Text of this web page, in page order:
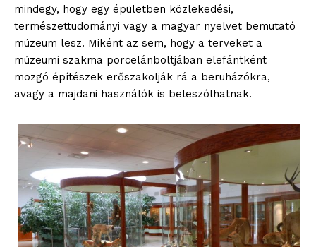
mindegy, hogy egy épületben közlekedési,
természettudományi vagy a magyar nyelvet bemutató
múzeum lesz. Miként az sem, hogy a terveket a
múzeumi szakma porcelánboltjában elefántként
mozgó építészek erőszakolják rá a beruházókra,
avagy a majdani használók is beleszólhatnak.